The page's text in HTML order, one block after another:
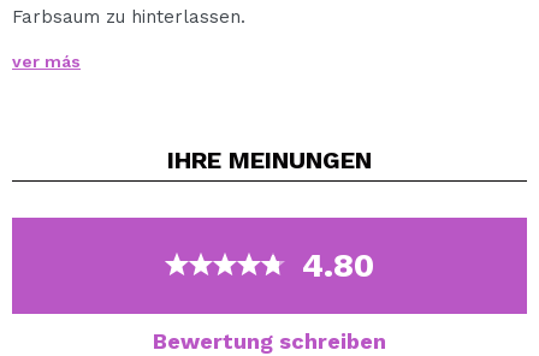
Farbsaum zu hinterlassen.
und für nahtlose Schatten.
Holen Sie sich mit diesem CORAZONA-Pinsel einen
Entworfen in einer schönen marinegrün-aquafarbenen
ver más
IHRE MEINUNGEN
4.80
Bewertung schreiben